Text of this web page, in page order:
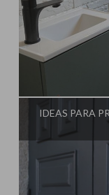
IDEAS PARA